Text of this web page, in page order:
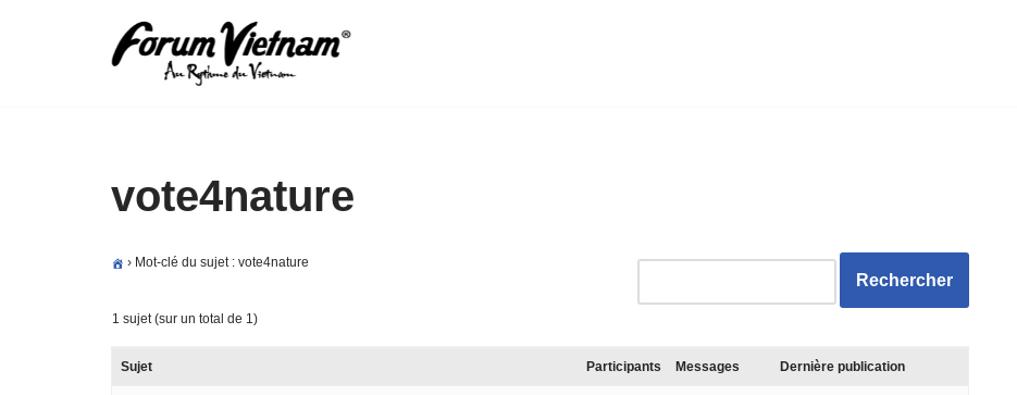
vote4nature
› Mot-clé du sujet : vote4nature
1 sujet (sur un total de 1)
Sujet Participants Messages Dernière publication